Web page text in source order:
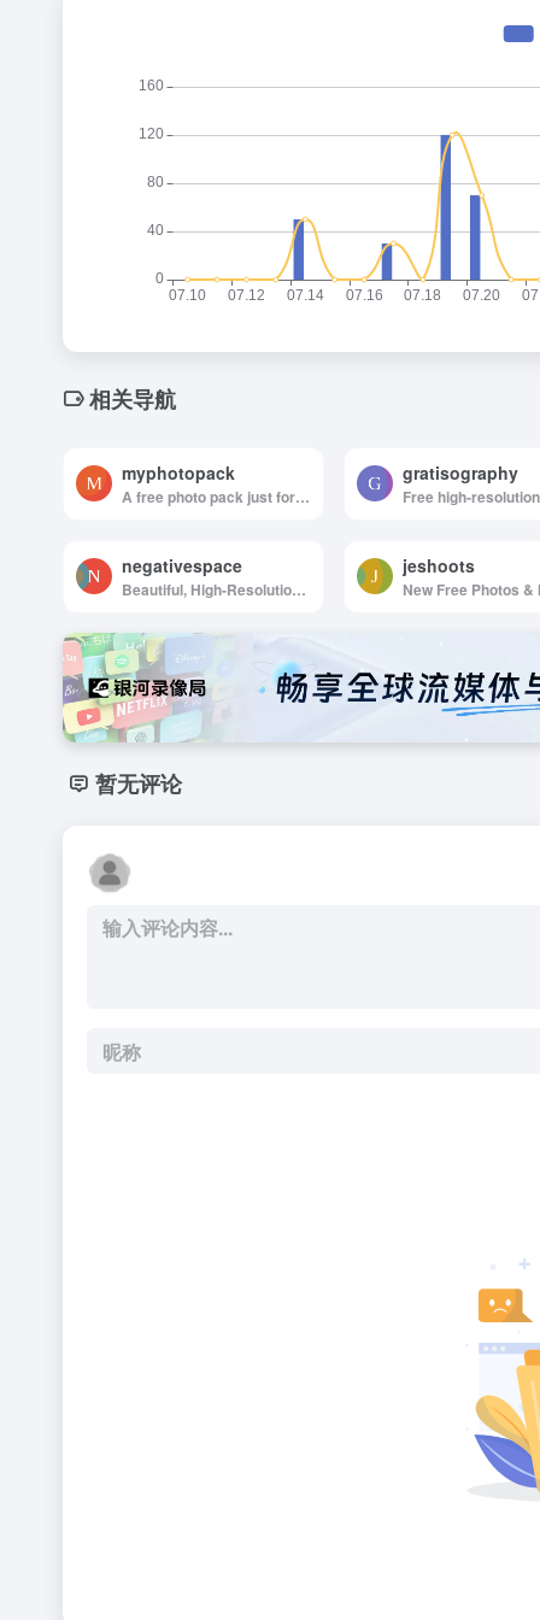
相关导航
myphotopack
A free photo pack just for you. Every month.
gratisography
negativespace
Beautiful, High-Resolution Free Stock Photos
jeshoots
暂无评论